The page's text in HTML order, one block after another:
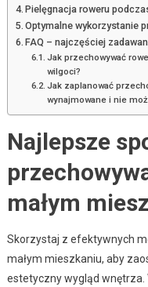
Pielęgnacja roweru
Optymalne wykorzystanie
FAQ – najczęściej
Jak przechowywać
wilgoci?
Jak zaplanować
wynajmowane i nie
Najlepsze
małym
Skorzystaj z efektywnych
małym mieszkaniu, aby
estetyczny wygląd wnętrza.